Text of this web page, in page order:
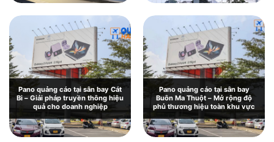
Pano quảng cáo tại sân bay Cát
Bi – Giải pháp truyền thông hiệu
quả cho doanh nghiệp
Pano quảng cáo tại sân bay
Buôn Ma Thuột – Mở rộng độ
phủ thương hiệu toàn khu vực
Pano quảng cáo tại sân bay Chu
Lai: Giới thiệu và báo giá chi tiết